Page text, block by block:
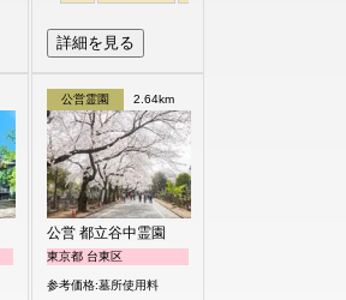
詳細を見る
公営霊園 2.64km
公営 都立谷中霊園
東京都 台東区
参考価格:墓所使用料